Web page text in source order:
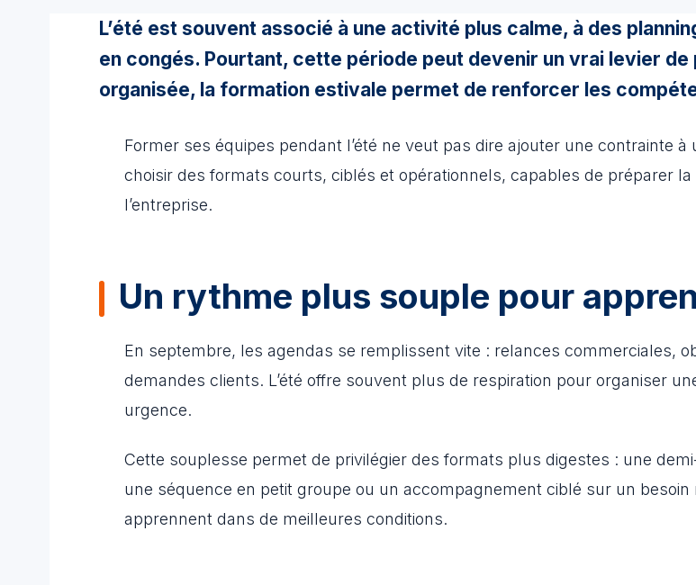
L’été est souvent associé à une activité plus calme, à des
en congés. Pourtant, cette période peut devenir un vrai levier de
organisée, la formation estivale permet de renforcer les
Former ses équipes pendant l’été ne veut pas dire ajouter une contrainte à
choisir des formats courts, ciblés et opérationnels, capables de préparer
l’entreprise.
Un rythme plus souple pour
En septembre, les agendas se remplissent vite : relances commerciales,
demandes clients. L’été offre souvent plus de respiration pour organiser
urgence.
Cette souplesse permet de privilégier des formats plus digestes : une
une séquence en petit groupe ou un accompagnement ciblé sur un
apprennent dans de meilleures conditions.